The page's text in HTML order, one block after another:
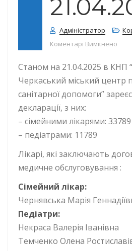
Адміністратор
Коментарі Вимкнено
Станом на 21.04.2025 в КНП
Черкаський міський центр
санітарної допомоги”
декларації, з них:
– сімейними лікарями: 33789
– педіатрами: 11789
Лікарі, які заключають
медичне обслуговування :
Сімейний лікар:
Чернявська Марія
Педіатри:
Некраса Валерія Іванівна
Темченко Олена